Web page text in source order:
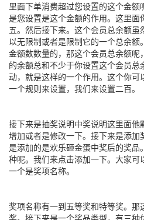
里面下单消费超过您设置的这个金额
是您设置是这个金额的作用。这里面
五。然后接下来。这个会员总余额虽
以无限制或者是限制它的一个总余额
金额数数量的，那这个会员总余额呢
的余额总和不少于你设置这个会员总
动，就是这样的一个作用。这个你可
一个规则来设置，我们来设置二百。
接下来是抽奖说明中奖说明这里面他
增加或者是修改一下。接下来是添加
是添加的是欢乐砸金蛋中奖后的奖品
种呢。我们来点击添加一下。大家可
一个是奖项名称。
奖项名称有一到五等奖和特等奖。那
奖。接下来是一个奖品类型，有三种